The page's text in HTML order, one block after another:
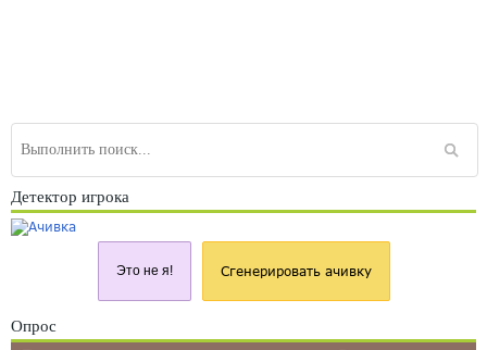
Детектор игрока
Это не я! Сгенерировать ачивку
Опрос